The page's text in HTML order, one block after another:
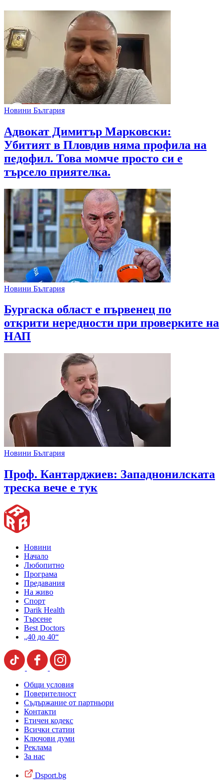
Новини България
Адвокат Димитър Марковски:
Убитият в Пловдив няма профила на
педофил. Това момче просто си е
търсело приятелка.
Новини България
Бургаска област е първенец по
открити нередности при проверките на
НАП
Новини България
Проф. Кантарджиев: Западнонилската
треска вече е тук
Новини
Начало
Любопитно
Програма
Предавания
На живо
Спорт
Darik Health
Търсене
Best Doctors
„40 до 40“
Общи условия
Поверителност
Съдържание от партньори
Контакти
Етичен кодекс
Всички статии
Ключови думи
Реклама
За нас
Dsport.bg